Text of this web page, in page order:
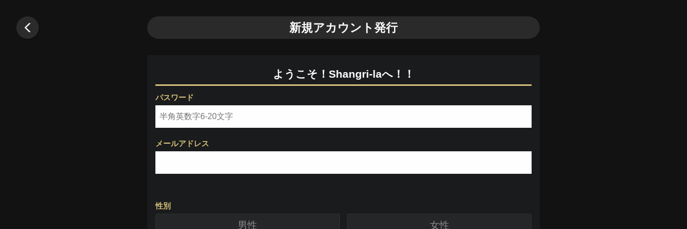
新規アカウント発行
ようこそ！Shangri-laへ！！
パスワード
メールアドレス
性別
男性 女性